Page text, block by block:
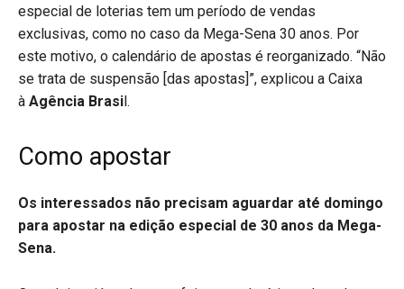
especial de loterias tem um período de vendas
exclusivas, como no caso da Mega-Sena 30 anos. Por
este motivo, o calendário de apostas é reorganizado. “Não
se trata de suspensão [das apostas]”, explicou a Caixa
à Agência Brasil.
Como apostar
Os interessados não precisam aguardar até domingo
para apostar na edição especial de 30 anos da Mega-
Sena.